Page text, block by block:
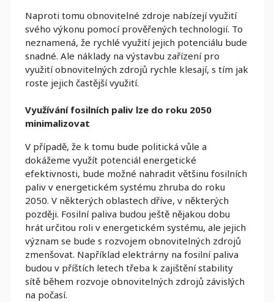
Naproti tomu obnovitelné zdroje nabízejí využití
svého výkonu pomocí prověřených technologií. To
neznamená, že rychlé využití jejich potenciálu bude
snadné. Ale náklady na výstavbu zařízení pro
využití obnovitelných zdrojů rychle klesají, s tím jak
roste jejich častější využití.
Využívání fosilních paliv lze do roku 2050
minimalizovat
V případě, že k tomu bude politická vůle a
dokážeme využít potenciál energetické
efektivnosti, bude možné nahradit většinu fosilních
paliv v energetickém systému zhruba do roku
2050. V některých oblastech dříve, v některých
později. Fosilní paliva budou ještě nějakou dobu
hrát určitou roli v energetickém systému, ale jejich
význam se bude s rozvojem obnovitelných zdrojů
zmenšovat. Například elektrárny na fosilní paliva
budou v příštích letech třeba k zajištění stability
sítě během rozvoje obnovitelných zdrojů závislých
na počasí.